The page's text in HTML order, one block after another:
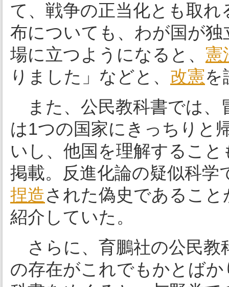
て、戦争の正当化とも取
布についても、わが国が
場に立つようになると、 憲
りました」などと、 改憲を
また、公民教科書では、
は1つの国家にきっちりと
いし、他国を理解するこ
掲載。反進化論の疑似科
捏造された偽史であるこ
紹介していた。
さらに、育鵬社の公民教
の存在がこれでもかとば